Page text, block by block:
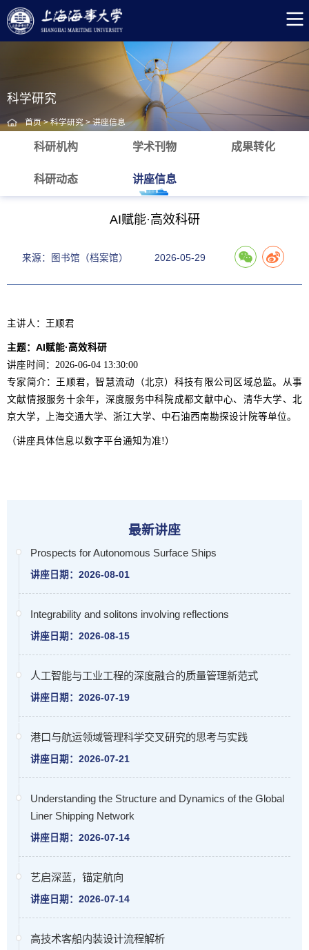
科学研究
首页>科学研究>讲座信息
科研机构 学术刊物 成果转化
科研动态 讲座信息
AI赋能·高效科研
来源：图书馆（档案馆） 2026-05-29
主讲人：王顺君
主题：AI赋能·高效科研
讲座时间：2026-06-04 13:30:00
专家简介：王顺君，智慧流动（北京）科技有限公司区域总监。从事
文献情报服务十余年，深度服务中科院成都文献中心、清华大学、北
京大学，上海交通大学、浙江大学、中石油西南勘探设计院等单位。
（讲座具体信息以数字平台通知为准!）
最新讲座
Prospects for Autonomous Surface Ships
讲座日期：2026-08-01
Integrability and solitons involving reflections
讲座日期：2026-08-15
人工智能与工业工程的深度融合的质量管理新范式
讲座日期：2026-07-19
港口与航运领域管理科学交叉研究的思考与实践
讲座日期：2026-07-21
Understanding the Structure and Dynamics of the Global
Liner Shipping Network
讲座日期：2026-07-14
艺启深蓝，锚定航向
讲座日期：2026-07-14
高技术客船内装设计流程解析